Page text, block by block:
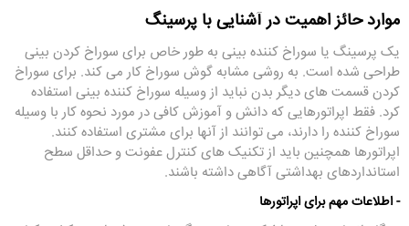
موارد حائز اهمیت در آشنایی با پرسینگ
یک پرسینگ یا سوراخ کننده بینی به طور خاص برای سوراخ کردن بینی
طراحی شده است. به روشی مشابه گوش سوراخ کار می کند. برای سوراخ
کردن قسمت های دیگر بدن نباید از وسیله سوراخ کننده بینی استفاده
کرد. فقط اپراتورهایی که دانش و آموزش کافی در مورد نحوه کار با وسیله
سوراخ کننده را دارند، می توانند از آنها برای مشتری استفاده کنند.
اپراتورها همچنین باید از تکنیک های کنترل عفونت و حداقل سطح
استانداردهای بهداشتی آگاهی داشته باشند.
- اطلاعات مهم برای اپراتورها